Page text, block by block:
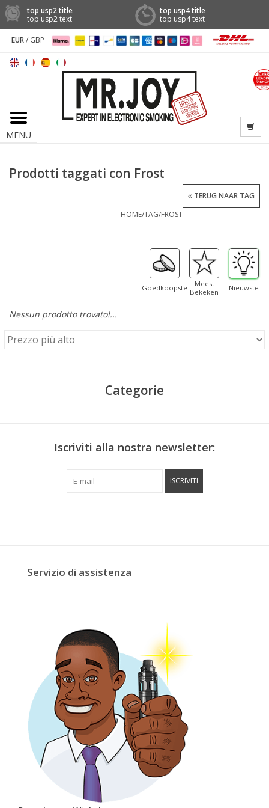
top usp2 title
top usp2 text
top usp4 title
top usp4 text
EUR/ GBP
MENU
Prodotti taggati con Frost
HOME/TAG/FROST
TERUG NAAR TAG
Goedkoopste
Meest
Bekeken
Nieuwste
Nessun prodotto trovato!...
Categorie
Iscriviti alla nostra newsletter:
ISCRIVITI
Servizio di assistenza